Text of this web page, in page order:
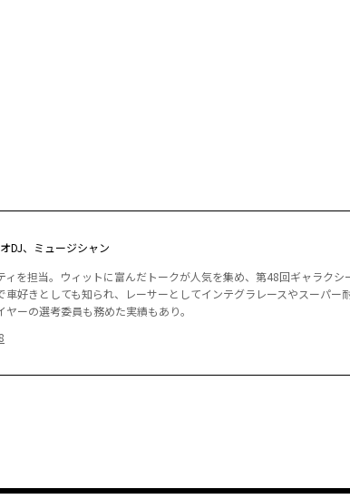
DJ、ミュージシャン
ィを担当。ウィットに富んだトークが人気を集め、第48回ギャラクシ
車好きとしても知られ、レーサーとしてインテグラレースやスーパー
ーの選考委員も務めた実績もあり。